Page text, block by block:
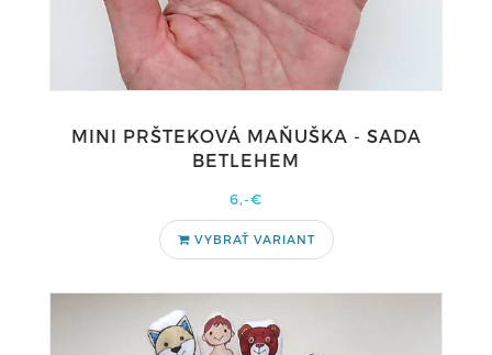
MINI PRŠTEKOVÁ MAŇUŠKA - SADA
BETLEHEM
6,-€
VYBRAŤ VARIANT